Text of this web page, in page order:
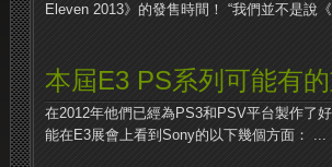
Eleven 2013》的發售時間！ “我們並不是說
本屆E3 PS系列可能有
在2012年他們已經為PS3和PSV平台製作了
能在E3展會上看到Sony的以下幾個方面： ...